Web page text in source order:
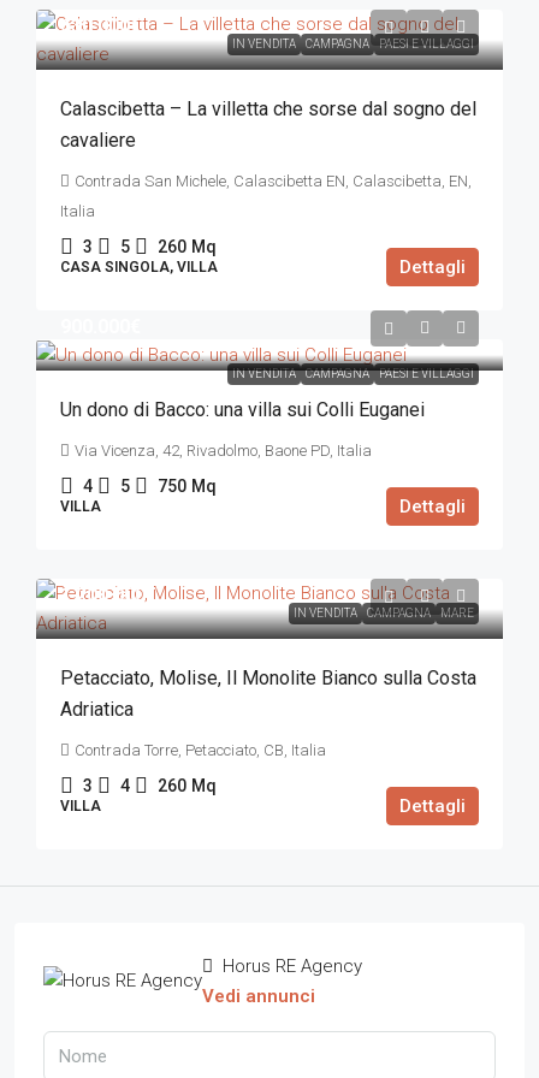
IN VENDITA CAMPAGNA PAESI E VILLAGGI
630.000€
Calascibetta – La villetta che sorse dal sogno del
cavaliere
Contrada San Michele, Calascibetta EN, Calascibetta, EN,
Italia
3 5 260 Mq
CASA SINGOLA, VILLA Dettagli
IN VENDITA CAMPAGNA PAESI E VILLAGGI
Un dono di Bacco: una villa sui Colli Euganei
Via Vicenza, 42, Rivadolmo, Baone PD, Italia
4 5 750 Mq
VILLA Dettagli
IN VENDITA CAMPAGNA MARE
1.200.000€
Petacciato, Molise, Il Monolite Bianco sulla Costa
Adriatica
Contrada Torre, Petacciato, CB, Italia
3 4 260 Mq
VILLA Dettagli
Horus RE Agency
Vedi annunci